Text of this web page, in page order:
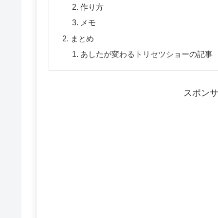
作り方
メモ
まとめ
あしたが変わるトリセツショーの記事
スポン